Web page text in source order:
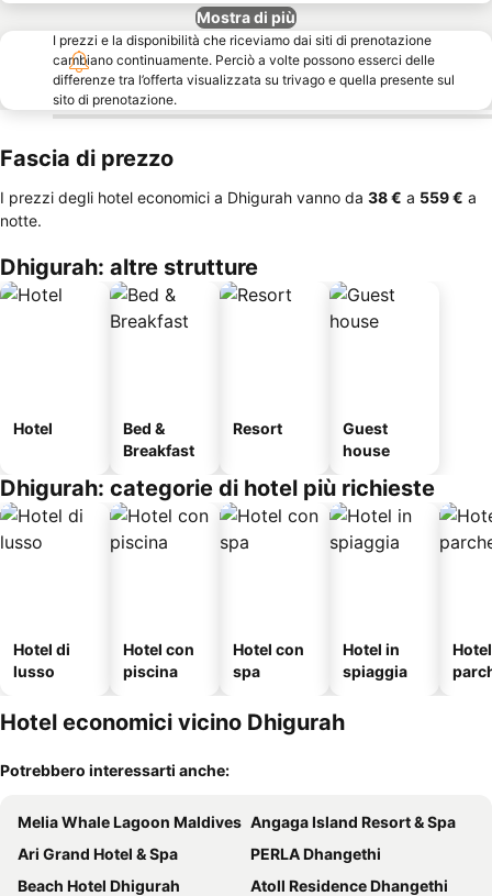
Mostra di più
I prezzi e la disponibilità che riceviamo dai siti di prenotazione
cambiano continuamente. Perciò a volte possono esserci delle
differenze tra l’offerta visualizzata su trivago e quella presente sul
sito di prenotazione.
Fascia di prezzo
I prezzi degli hotel economici a Dhigurah vanno da ‎38 € a ‎559 € a
notte.
Dhigurah: altre strutture
Hotel
Bed &
Breakfast
Resort
Guest
house
Dhigurah: categorie di hotel più richieste
Hotel di
lusso
Hotel con
piscina
Hotel con
spa
Hotel in
spiaggia
Hotel economici vicino Dhigurah
Potrebbero interessarti anche:
Melia Whale Lagoon Maldives Angaga Island Resort & Spa
Ari Grand Hotel & Spa
PERLA Dhangethi
Beach Hotel Dhigurah
Atoll Residence Dhangethi